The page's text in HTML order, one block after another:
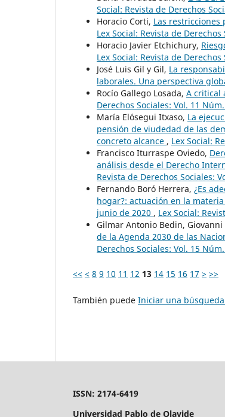
Social: Revista de Derechos
Horacio Corti, Las
Lex Social: Revista de
Horacio Javier Etchichury,
Lex Social: Revista de
José Luis Gil y Gil, La
laborales. Una perspectiva
Rocío Gallego Losada, A critical
Derechos Sociales: Vol. 11
María Elósegui Itxaso, La
pensión de viudedad de las
concreto alcance , Lex Social:
Francisco Iturraspe Oviedo,
análisis desde el Derecho
Revista de Derechos Sociales:
Fernando Boró Herrera, ¿Es
hogar?: actuación en la
junio de 2020 , Lex Social:
Gilmar Antonio Bedin,
de la Agenda 2030 de las
Derechos Sociales: Vol. 15
<< < 8 9 10 11 12 13 14 15 16 17 > >>
También puede Iniciar una
ISSN: 2174-6419
Universidad Pablo de Olavide